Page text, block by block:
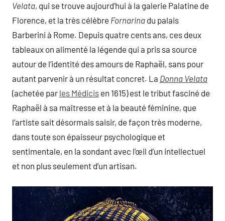
Velata, qui se trouve aujourd’hui à la galerie Palatine de
Florence, et la très célèbre Fornarina du palais
Barberini à Rome. Depuis quatre cents ans, ces deux
tableaux on alimenté la légende qui a pris sa source
autour de l’identité des amours de Raphaël, sans pour
autant parvenir à un résultat concret. La Donna Velata
(achetée par les Médicis en 1615) est le tribut fasciné de
Raphaël à sa maîtresse et à la beauté féminine, que
l’artiste sait désormais saisir, de façon très moderne,
dans toute son épaisseur psychologique et
sentimentale, en la sondant avec l’œil d’un intellectuel
et non plus seulement d’un artisan.